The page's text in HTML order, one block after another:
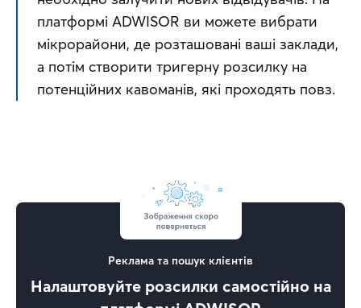
платформі ADWISOR ви можете вибрати
мікрорайони, де розташовані ваші заклади,
а потім створити тригерну розсилку на
потенційних кавоманів, які проходять повз.
Реклама та пошук клієнтів
Налаштовуйте розсилки самостійно на